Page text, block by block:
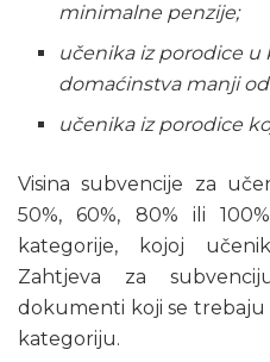
minimalne penzije;
učenika iz porodice
domaćinstva manji
učenika iz porodice
Visina subvencije za
50%, 60%, 80% ili
kategorije, kojoj
Zahtjeva za
dokumenti koji se trebaju
kategoriju.